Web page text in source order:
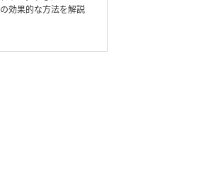
の効果的な方法を解説